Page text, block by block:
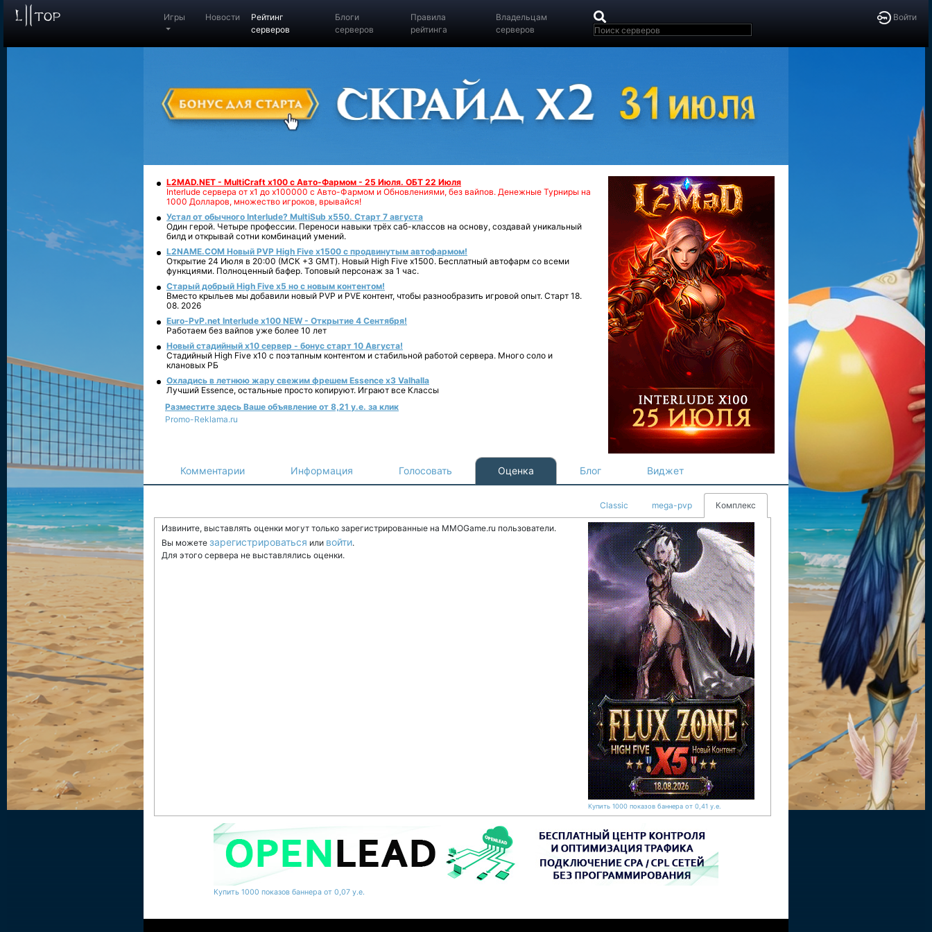
Войти
Игры Новости
Рейтинг
серверов
Блоги
серверов
Правила
рейтинга
Владельцам
серверов
L2MAD.NET - MultiCraft x100 с Авто-Фармом - 25 Июля. ОБТ 22 Июля
Interlude сервера от х1 до х100000 с Авто-Фармом и Обновлениями, без вайпов. Денежные Турниры на
1000 Долларов, множество игроков, врывайся!
Устал от обычного Interlude? MultiSub x550. Старт 7 августа
Один герой. Четыре профессии. Переноси навыки трёх саб-классов на основу, создавай уникальный
билд и открывай сотни комбинаций умений.
L2NAME.COM Новый PVP High Five x1500 с продвинутым автофармом!
Открытие 24 Июля в 20:00 (МСК +3 GMT). Новый High Five x1500. Бесплатный автофарм со всеми
функциями. Полноценный бафер. Топовый персонаж за 1 час.
Старый добрый High Five x5 но с новым контентом!
Вместо крыльев мы добавили новый PVP и PVE контент, чтобы разнообразить игровой опыт. Старт 18.
08. 2026
Euro-PvP.net Interlude х100 NEW - Открытие 4 Сентября!
Работаем без вайпов уже более 10 лет
Новый стадийный х10 сервер - бонус старт 10 Августа!
Стадийный High Five x10 с поэтапным контентом и стабильной работой сервера. Много соло и
клановых РБ
Охладись в летнюю жару свежим фрешем Essence x3 Valhalla
Лучший Essence, остальные просто копируют. Играют все Классы
Разместите здесь Ваше объявление от 8,21 у.е. за клик
Promo-Reklama.ru
Комментарии Информация Голосовать Оценка Блог Виджет
Classic mega-pvp Комплекс
Извините, выставлять оценки могут только зарегистрированные на MMOGame.ru пользователи.
Вы можете зарегистрироваться или войти.
Для этого сервера не выставлялись оценки.
Купить 1000 показов баннера от 0,41 у.е.
Купить 1000 показов баннера от 0,07 у.е.